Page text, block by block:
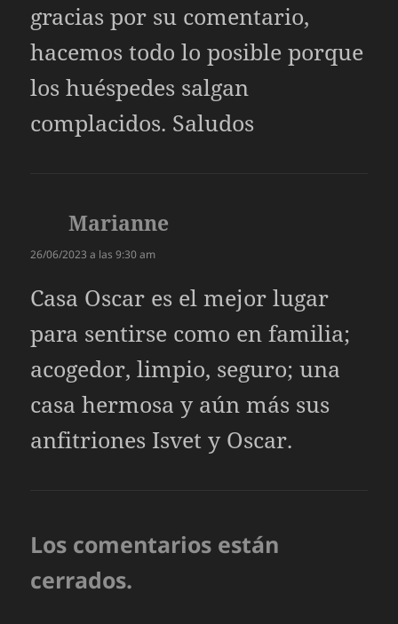
gracias por su comentario,
hacemos todo lo posible porque
los huéspedes salgan
complacidos. Saludos
Marianne
26/06/2023 a las 9:30 am
Casa Oscar es el mejor lugar
para sentirse como en familia;
acogedor, limpio, seguro; una
casa hermosa y aún más sus
anfitriones Isvet y Oscar.
Los comentarios están
cerrados.